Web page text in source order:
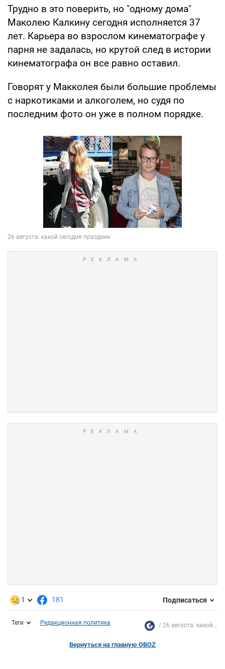
Трудно в это поверить, но "одному дома"
Маколею Калкину сегодня исполняется 37
лет. Карьера во взрослом кинематографе у
парня не задалась, но крутой след в истории
кинематографа он все равно оставил.
Говорят у Макколея были большие проблемы
с наркотиками и алкоголем, но судя по
последним фото он уже в полном порядке.
1 181 Подписаться
Теги Редакционная политика 26 августа: какой...
Вернуться на главную OBOZ